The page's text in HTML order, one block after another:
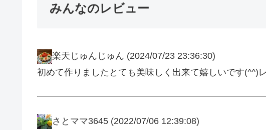
みんなのレビュー
楽天じゅんじゅん (2024/07/23 23:36:30)
初めて作りましたとても美味しく出来て嬉しいです(^^)
さとママ3645 (2022/07/06 12:39:08)